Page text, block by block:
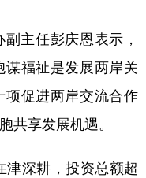
福建 江西
湖北 湖南
海南 重庆
云南 西藏
青海 宁夏
主任彭庆恩表示，
福祉是发展两岸关
促进两岸交流合作
共享发展机遇。
深耕，投资总额超